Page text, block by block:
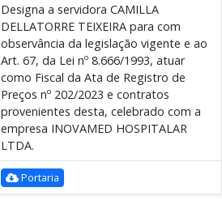
Designa a servidora CAMILLA
DELLATORRE TEIXEIRA para com
observância da legislação vigente e ao
Art. 67, da Lei nº 8.666/1993, atuar
como Fiscal da Ata de Registro de
Preços nº 202/2023 e contratos
provenientes desta, celebrado com a
empresa INOVAMED HOSPITALAR
LTDA.
Portaria